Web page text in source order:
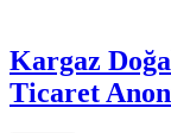
Kargaz
Ticaret